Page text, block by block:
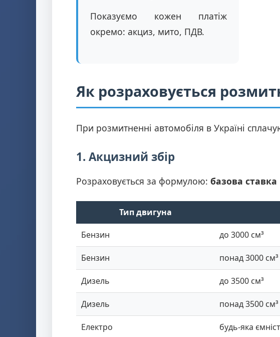
Показуємо кожен платіж
окремо: акциз, мито, ПДВ.
Як розраховується
При розмитненні автомобіля в Україні
1. Акцизний збір
Розраховується за формулою: базова ставка
Тип двигуна
Бензин до 3000 см³
Бензин понад 3000 см³
Дизель до 3500 см³
Дизель понад 3500 см³
Електро будь-яка